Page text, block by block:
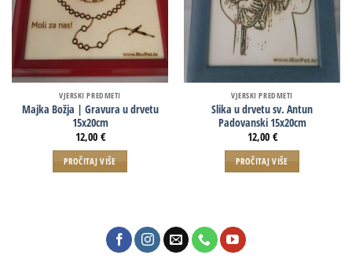
VJERSKI PREDMETI
Majka Božja | Gravura u drvetu
15x20cm
12,00 €
PROČITAJ VIŠE
VJERSKI PREDMETI
Slika u drvetu sv. Antun
Padovanski 15x20cm
12,00 €
PROČITAJ VIŠE